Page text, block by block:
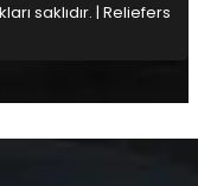
saklıdır. | Reliefers